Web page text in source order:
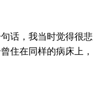
话，我当时觉得很悲
住在同样的病床上，